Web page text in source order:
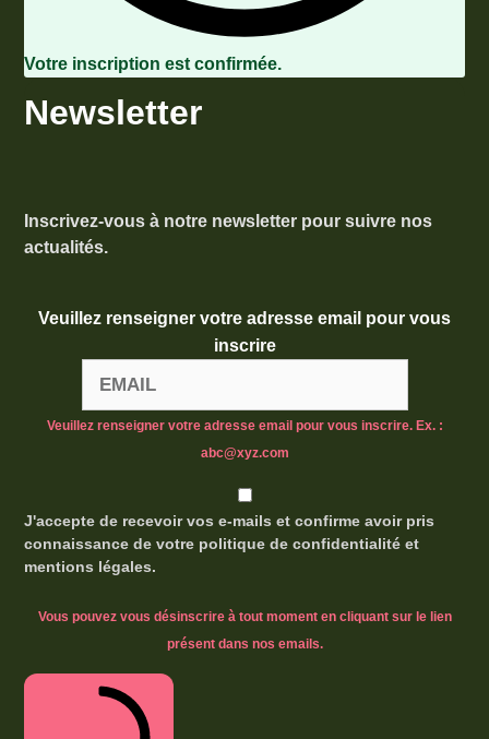
Votre inscription est confirmée.
Newsletter
Inscrivez-vous à notre newsletter pour suivre nos
actualités.
Veuillez renseigner votre adresse email pour vous
inscrire
Veuillez renseigner votre adresse email pour vous inscrire. Ex. :
abc@xyz.com
J'accepte de recevoir vos e-mails et confirme avoir pris
connaissance de votre politique de confidentialité et
mentions légales.
Vous pouvez vous désinscrire à tout moment en cliquant sur le lien
présent dans nos emails.